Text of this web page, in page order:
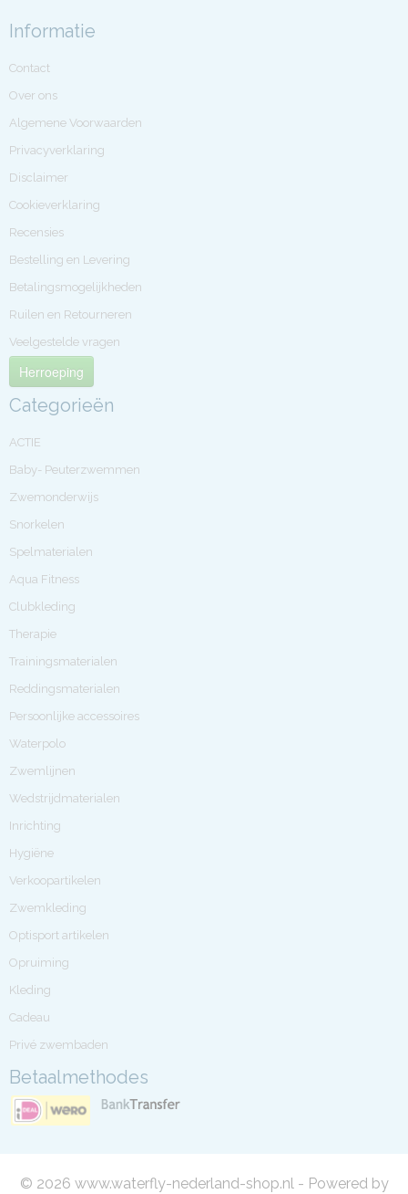
Informatie
Contact
Over ons
Algemene Voorwaarden
Privacyverklaring
Disclaimer
Cookieverklaring
Recensies
Bestelling en Levering
Betalingsmogelijkheden
Ruilen en Retourneren
Veelgestelde vragen
Herroeping
Categorieën
ACTIE
Baby- Peuterzwemmen
Zwemonderwijs
Snorkelen
Spelmaterialen
Aqua Fitness
Clubkleding
Therapie
Trainingsmaterialen
Reddingsmaterialen
Persoonlijke accessoires
Waterpolo
Zwemlijnen
Wedstrijdmaterialen
Inrichting
Hygiëne
Verkoopartikelen
Zwemkleding
Optisport artikelen
Opruiming
Kleding
Cadeau
Privé zwembaden
Betaalmethodes
© 2026 www.waterfly-nederland-shop.nl - Powered by